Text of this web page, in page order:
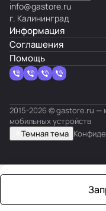
info@gastore.ru
г. Калининград
Информация
Соглашения
Помощь
2015-2026 © gastore.ru —
мобильных устройств
Темная тема